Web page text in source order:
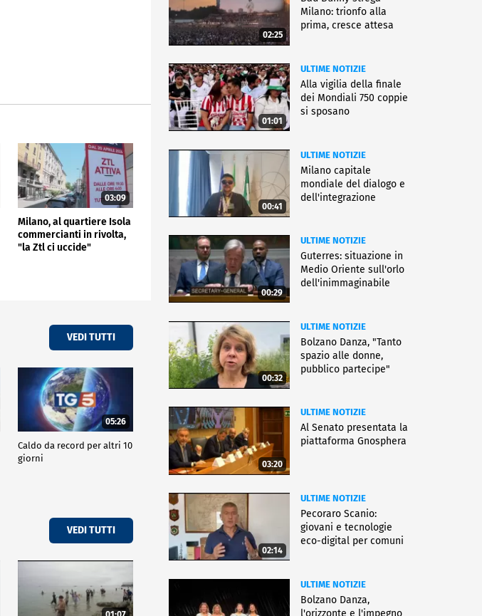
03:09
Milano, al quartiere Isola
commercianti in rivolta,
"la Ztl ci uccide"
VEDI TUTTI
05:26
Caldo da record per altri 10
giorni
VEDI TUTTI
02:25
Milano: trionfo alla
prima, cresce attesa
01:01
ULTIME NOTIZIE
Alla vigilia della finale
dei Mondiali 750 coppie
si sposano
00:41
ULTIME NOTIZIE
Milano capitale
mondiale del dialogo e
dell'integrazione
00:29
ULTIME NOTIZIE
Guterres: situazione in
Medio Oriente sull'orlo
dell'inimmaginabile
00:32
ULTIME NOTIZIE
Bolzano Danza, "Tanto
spazio alle donne,
pubblico partecipe"
03:20
ULTIME NOTIZIE
Al Senato presentata la
piattaforma Gnosphera
02:14
ULTIME NOTIZIE
Pecoraro Scanio:
giovani e tecnologie
eco-digital per comuni
ULTIME NOTIZIE
Bolzano Danza,
l'orizzonte e l'impegno